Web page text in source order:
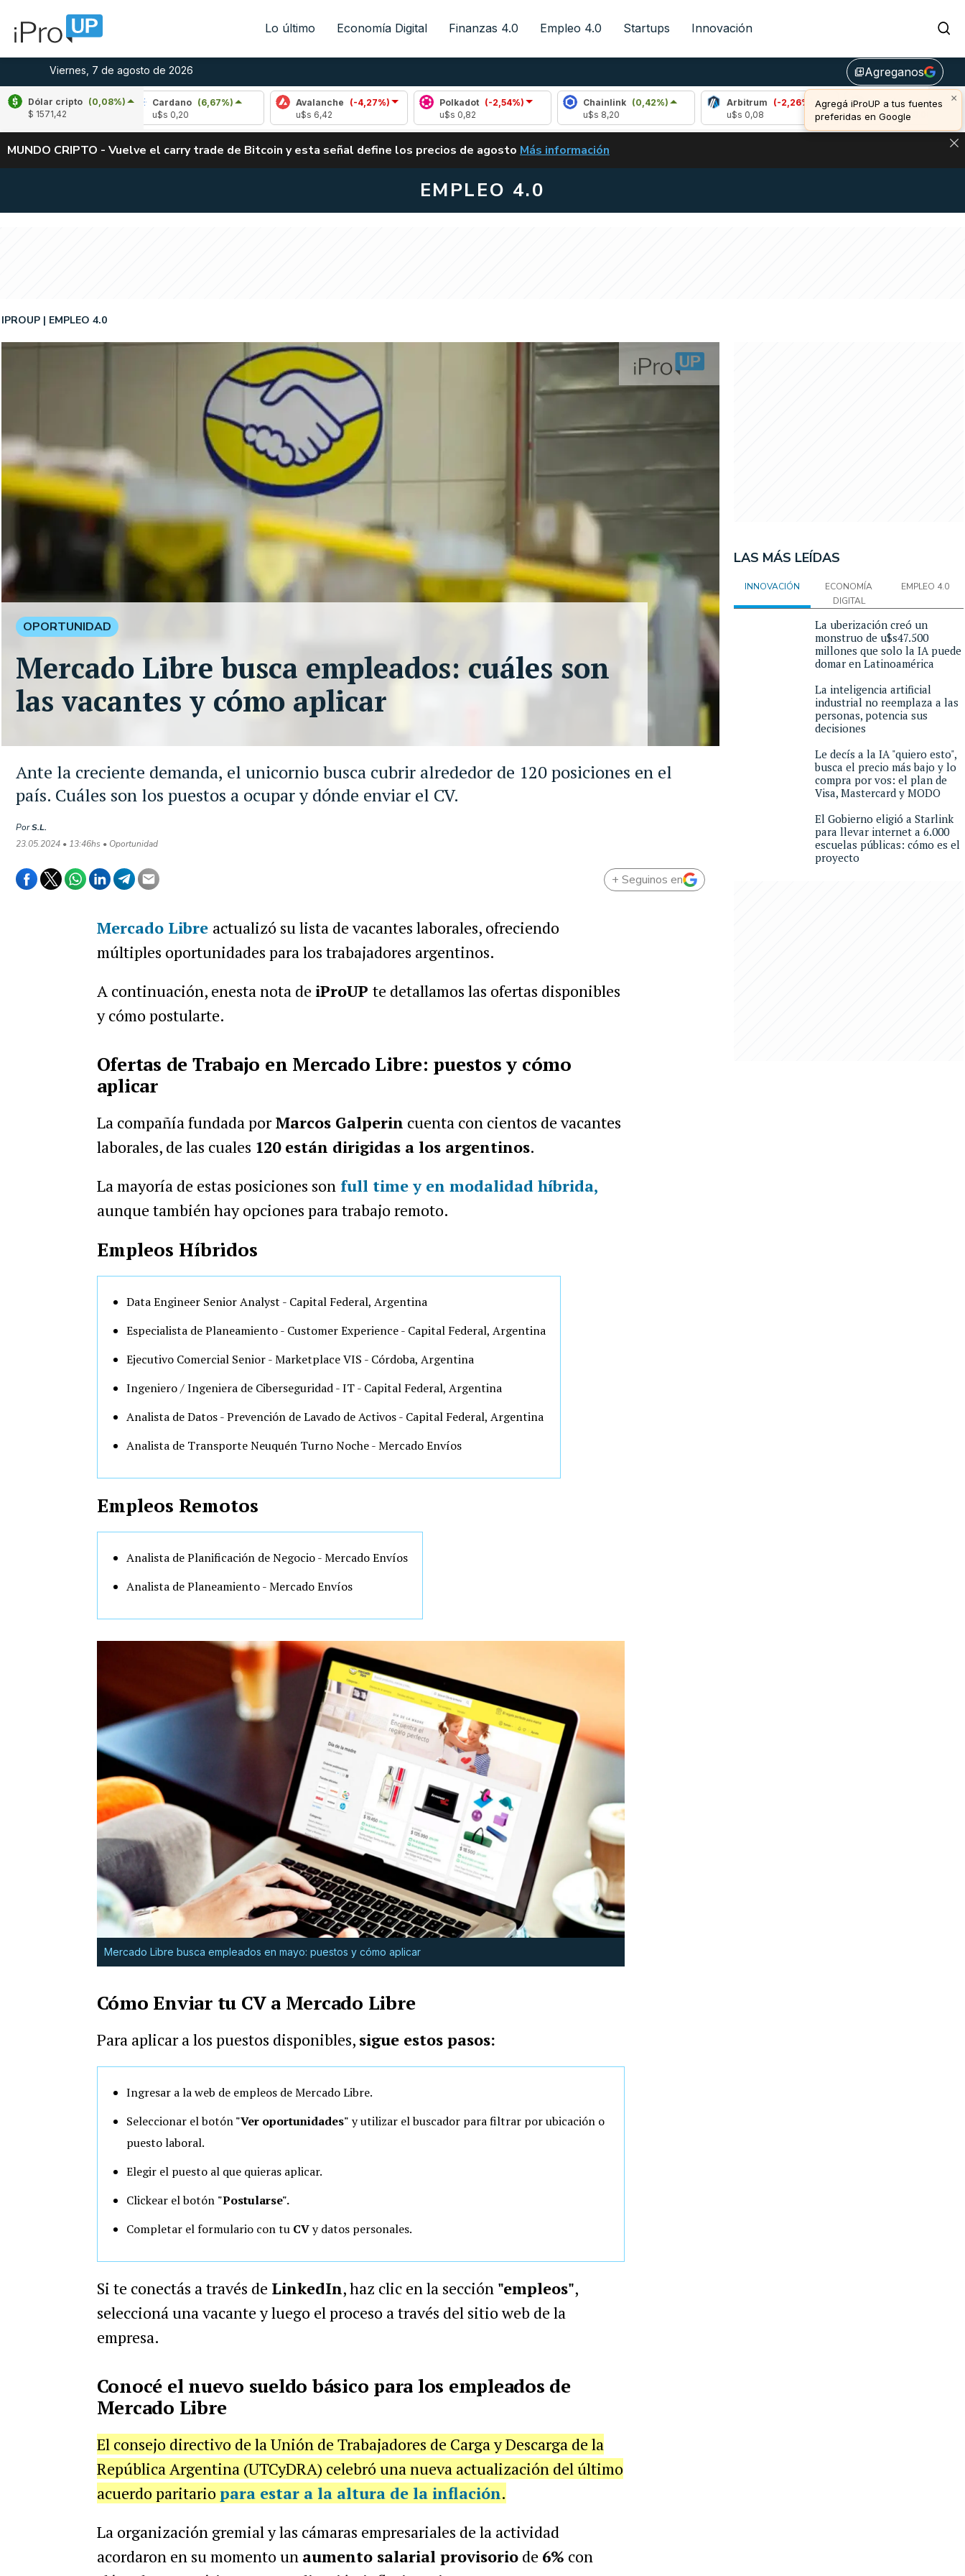
Lo último Economía Digital Finanzas 4.0 Empleo 4.0 Startups Innovación
Viernes, 7 de agosto de 2026 library_addAgreganos
×
Agregá iProUP a tus fuentes
preferidas en Google
Dólar cripto (0,08%)
$ 1571,42
Cardano
(6,67%)
Avalanche
(-4,27%)
Polkadot
(-2,54%)
Chainlink (0,42%)
Arbitrum
(-2,26%)
Bitcoin (-0,70%)
u$s 64.426,00
ALERTA
MUNDO CRIPTO - Vuelve el carry trade de Bitcoin y esta señal define los precios de agosto VUELVE EL CARRY TRADE DE BITCOIN Y ESTA SEÑAL DEFINE LOS PRECIOS DE
Más información
EMPLEO 4.0
Ante la creciente demanda, el unicornio busca cubrir alrededor de 120 posiciones en el
país. Cuáles son los puestos a ocupar y dónde enviar el CV.
IPROUP EMPLEO 4.0
PorS.L.
23.05.2024 • 13:46hs • Oportunidad
OPORTUNIDAD
Mercado Libre busca empleados: cuáles son
las vacantes y cómo aplicar
+ Seguinos en
Mercado Libre actualizó su lista de vacantes laborales, ofreciendo
múltiples oportunidades para los trabajadores argentinos.
A continuación, enesta nota de iProUP te detallamos las ofertas disponibles
y cómo postularte.
Ofertas de Trabajo en Mercado Libre: puestos y cómo
aplicar
La compañía fundada porMarcos Galperin cuenta con cientos de vacantes
laborales, de las cuales 120 están dirigidas a los argentinos.
La mayoría de estas posiciones son full time y en modalidad híbrida,
aunque también hay opciones para trabajo remoto.
Empleos Híbridos
Data Engineer Senior Analyst - Capital Federal, Argentina
Especialista de Planeamiento - Customer Experience - Capital Federal, Argentina
Ejecutivo Comercial Senior - Marketplace VIS - Córdoba, Argentina
Ingeniero / Ingeniera de Ciberseguridad - IT - Capital Federal, Argentina
Analista de Datos - Prevención de Lavado de Activos - Capital Federal, Argentina
Analista de Transporte Neuquén Turno Noche - Mercado Envíos
Empleos Remotos
Analista de Planificación de Negocio - Mercado Envíos
Analista de Planeamiento - Mercado Envíos
Mercado Libre busca empleados en mayo: puestos y cómo aplicar
Cómo Enviar tu CV a Mercado Libre
Para aplicar a los puestos disponibles, sigue estos pasos:
Ingresar a la web de empleos de Mercado Libre.
Seleccionar el botón"Ver oportunidades" y utilizar el buscador para filtrar por ubicación o
puesto laboral.
Elegir el puesto al que quieras aplicar.
Clickear el botón "Postularse".
Completar el formulario con tuCVy datos personales.
Si te conectás a través de LinkedIn, haz clic en la sección "empleos",
seleccioná una vacante y luego el proceso a través del sitio web de la
empresa.
Conocé el nuevo sueldo básico para los empleados de
Mercado Libre
El consejo directivo de la Unión de Trabajadores de Carga y Descarga de la
República Argentina (UTCyDRA) celebró una nueva actualización del último
acuerdo paritario para estar a la altura de la inflación.
La organización gremial y las cámaras empresariales de la actividad
acordaron en su momento un aumento salarial provisoriode 6% con
LAS MÁS LEÍDAS
INNOVACIÓN
ECONOMÍA
DIGITAL
EMPLEO 4.0
La uberización creó un
monstruo de u$s47.500
millones que solo la IA puede
domar en Latinoamérica
La inteligencia artificial
industrial no reemplaza a las
personas, potencia sus
decisiones
Le decís a la IA "quiero esto",
busca el precio más bajo y lo
compra por vos: el plan de
Visa, Mastercard y MODO
El Gobierno eligió a Starlink
para llevar internet a 6.000
escuelas públicas: cómo es el
proyecto